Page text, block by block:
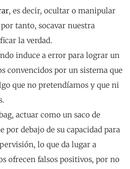
, es decir, ocultar o manipular
tanto, socavar nuestra
la verdad.
induce a error para lograr un
convencidos por un sistema que
que no pretendíamos y que ni
actuar como un saco de
por debajo de su capacidad para
lo que da lugar a
ofrecen falsos positivos, por no